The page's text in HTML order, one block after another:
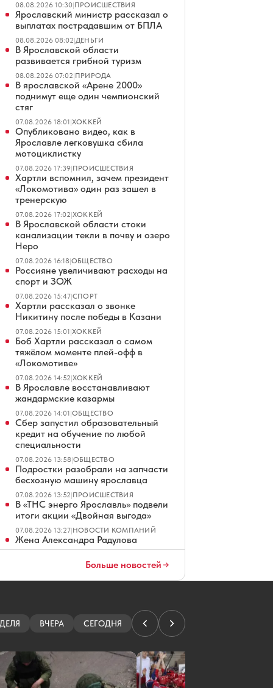
08.08.2026 10:30|ПРОИСШЕСТВИЯ
Ярославский министр рассказал о
выплатах пострадавшим от БПЛА
08.08.2026 08:02|ДЕНЬГИ
В Ярославской области
развивается грибной туризм
08.08.2026 07:02|ПРИРОДА
В ярославской «Арене 2000»
поднимут еще один чемпионский
стяг
07.08.2026 18:01|ХОККЕЙ
Опубликовано видео, как в
Ярославле легковушка сбила
мотоциклистку
07.08.2026 17:39|ПРОИСШЕСТВИЯ
Хартли вспомнил, зачем президент
«Локомотива» один раз зашел в
тренерскую
07.08.2026 17:02|ХОККЕЙ
В Ярославской области стоки
канализации текли в почву и озеро
Неро
07.08.2026 16:18|ОБЩЕСТВО
Россияне увеличивают расходы на
спорт и ЗОЖ
07.08.2026 15:47|СПОРТ
Хартли рассказал о звонке
Никитину после победы в Казани
07.08.2026 15:01|ХОККЕЙ
Боб Хартли рассказал о самом
тяжёлом моменте плей-офф в
«Локомотиве»
07.08.2026 14:52|ХОККЕЙ
В Ярославле восстанавливают
жандармские казармы
07.08.2026 14:01|ОБЩЕСТВО
Сбер запустил образовательный
кредит на обучение по любой
специальности
07.08.2026 13:58|ОБЩЕСТВО
Подростки разобрали на запчасти
бесхозную машину ярославца
07.08.2026 13:52|ПРОИСШЕСТВИЯ
В «ТНС энерго Ярославль» подвели
итоги акции «Двойная выгода»
07.08.2026 13:27|НОВОСТИ КОМПАНИЙ
Жена Александра Радулова
напомнила о чудесном спасении
07.08.2026 12:07 НАУКА
Ярославцу грозит пожизненный
07.08.2026 11:53 ПРОИСШЕСТВИЯ
Победителям забега в Ярославле
вручат бетонную крышку люка
Больше новостей
ВЧЕРА СЕГОДНЯ